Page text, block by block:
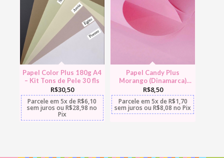
Papel Color Plus 180g A4
– Kit Tons de Pele 30 fls
R$30,50
Parcele em5xdeR$6,10
sem jurosouR$28,98 no
Pix
Papel Candy Plus
Morango (Dinamarca)
120g A4 10 folhas
R$8,50
Parcele em 5xdeR$1,70
sem jurosouR$8,08 no Pix